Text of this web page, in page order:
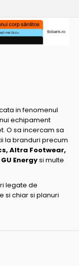
in fenomenul
echipament
O sa incercam sa
la branduri precum
Altra Footwear,
Energysi multe
legate de
si chiar si planuri